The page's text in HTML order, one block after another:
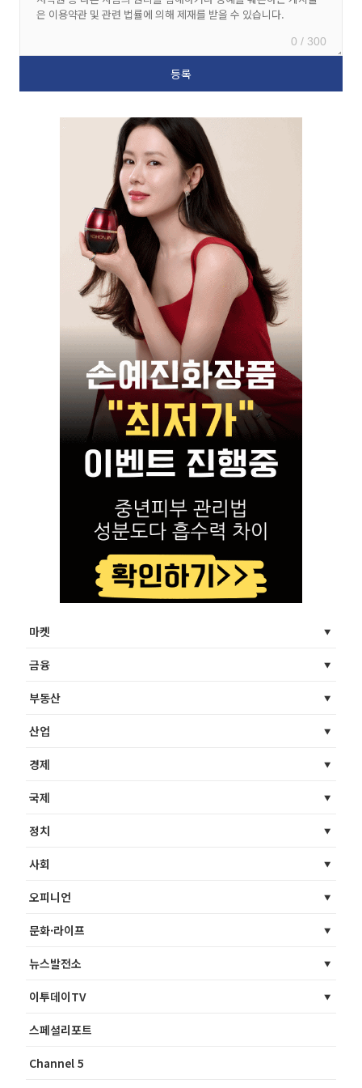
0 / 300
마켓
금융
부동산
산업
경제
국제
정치
사회
오피니언
문화·라이프
뉴스발전소
이투데이TV
스페셜리포트
Channel 5